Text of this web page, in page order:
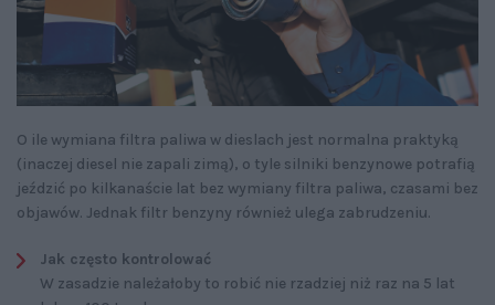
O ile wymiana filtra paliwa w dieslach jest normalna praktyką
(inaczej diesel nie zapali zimą), o tyle silniki benzynowe potrafią
jeździć po kilkanaście lat bez wymiany filtra paliwa, czasami bez
objawów. Jednak filtr benzyny również ulega zabrudzeniu.
Jak często kontrolować
W zasadzie należałoby to robić nie rzadziej niż raz na 5 lat